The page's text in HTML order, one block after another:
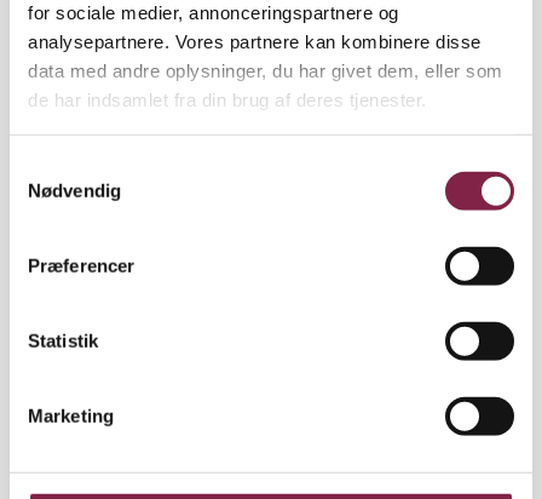
for sociale medier, annonceringspartnere og
analysepartnere. Vores partnere kan kombinere disse
data med andre oplysninger, du har givet dem, eller som
de har indsamlet fra din brug af deres tjenester.
Nødvendig
Præferencer
Statistik
Marketing
Foto: Privatfoto
hendes løn. Er du i tvivl, så bed om hjælp til et løntjek,
lyder hendes opfordring.
De yngste og de ældste tjekker mest